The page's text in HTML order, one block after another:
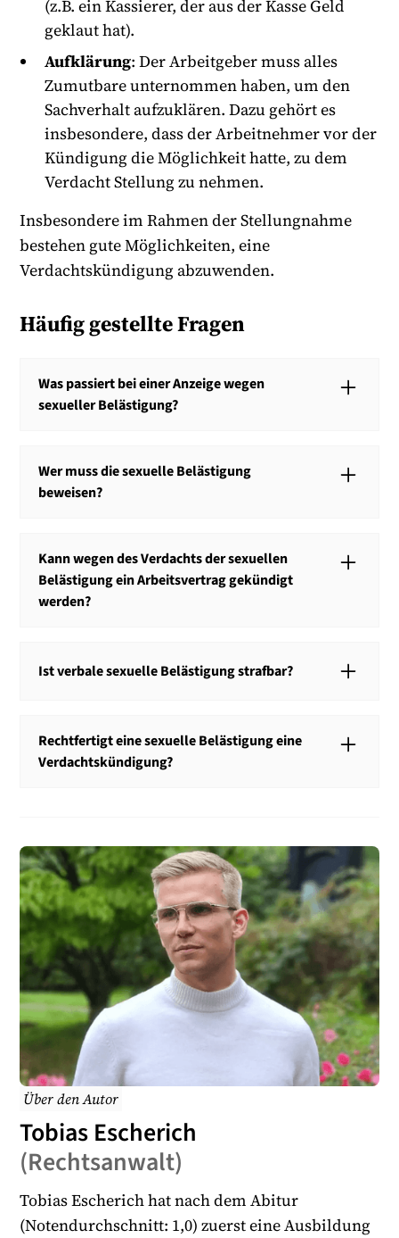
(z.B. ein Kassierer, der aus der Kasse Geld
geklaut hat).
Aufklärung: Der Arbeitgeber muss alles
Zumutbare unternommen haben, um den
Sachverhalt aufzuklären. Dazu gehört es
insbesondere, dass der Arbeitnehmer vor der
Kündigung die Möglichkeit hatte, zu dem
Verdacht Stellung zu nehmen.
Insbesondere im Rahmen der Stellungnahme
bestehen gute Möglichkeiten, eine
Verdachtskündigung abzuwenden.
Häufig gestellte Fragen
Was passiert bei einer Anzeige wegen
sexueller Belästigung?
Sie unmittelbar einen Anwalt kontaktieren. Für die
besten Verteidigungschancen ist es wichtig, dass Sie
Wer muss die sexuelle Belästigung
beweisen?
beweisen. Wenn es zu einer Kündigung kommt, muss
der Arbeitgeber die sexuelle Belästigung beweisen.
Kann wegen des Verdachts der sexuellen
Belästigung ein Arbeitsvertrag gekündigt
werden?
wenn der Vorwurf sehr schwerwiegend ist und der
Ist verbale sexuelle Belästigung strafbar?
Berührung voraus, sodass die verbale sexuelle
Belästigung nur als Beleidigung strafbar sein kann.
Rechtfertigt eine sexuelle Belästigung eine
Verdachtskündigung?
aufzuklären, es überwiegend wahrscheinlich ist, dass
der Verdacht zutrifft und eine sehr schwerwiegende
sexuelle Belästigung vorliegt.
Über den Autor
Tobias Escherich
(Rechtsanwalt)
Tobias Escherich hat nach dem Abitur
(Notendurchschnitt: 1,0) zuerst eine Ausbildung